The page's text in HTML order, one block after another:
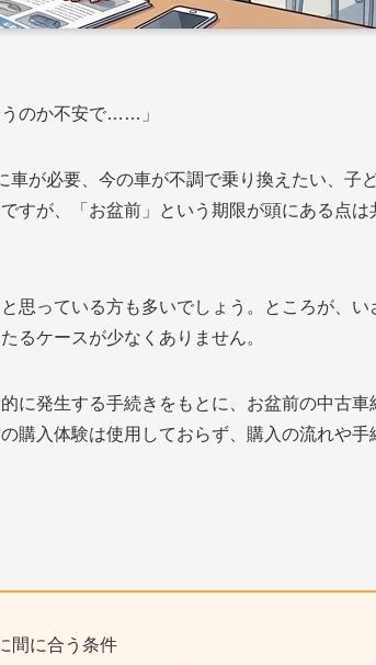
うのか不安で……」
が必要、今の車が不調で乗り換えたい、子
が、「お盆前」という期限が頭にある点は
思っている方も多いでしょう。ところが、い
るケースが少なくありません。
に発生する手続きをもとに、お盆前の中古車
購入体験は使用しておらず、購入の流れや手
間に合う条件